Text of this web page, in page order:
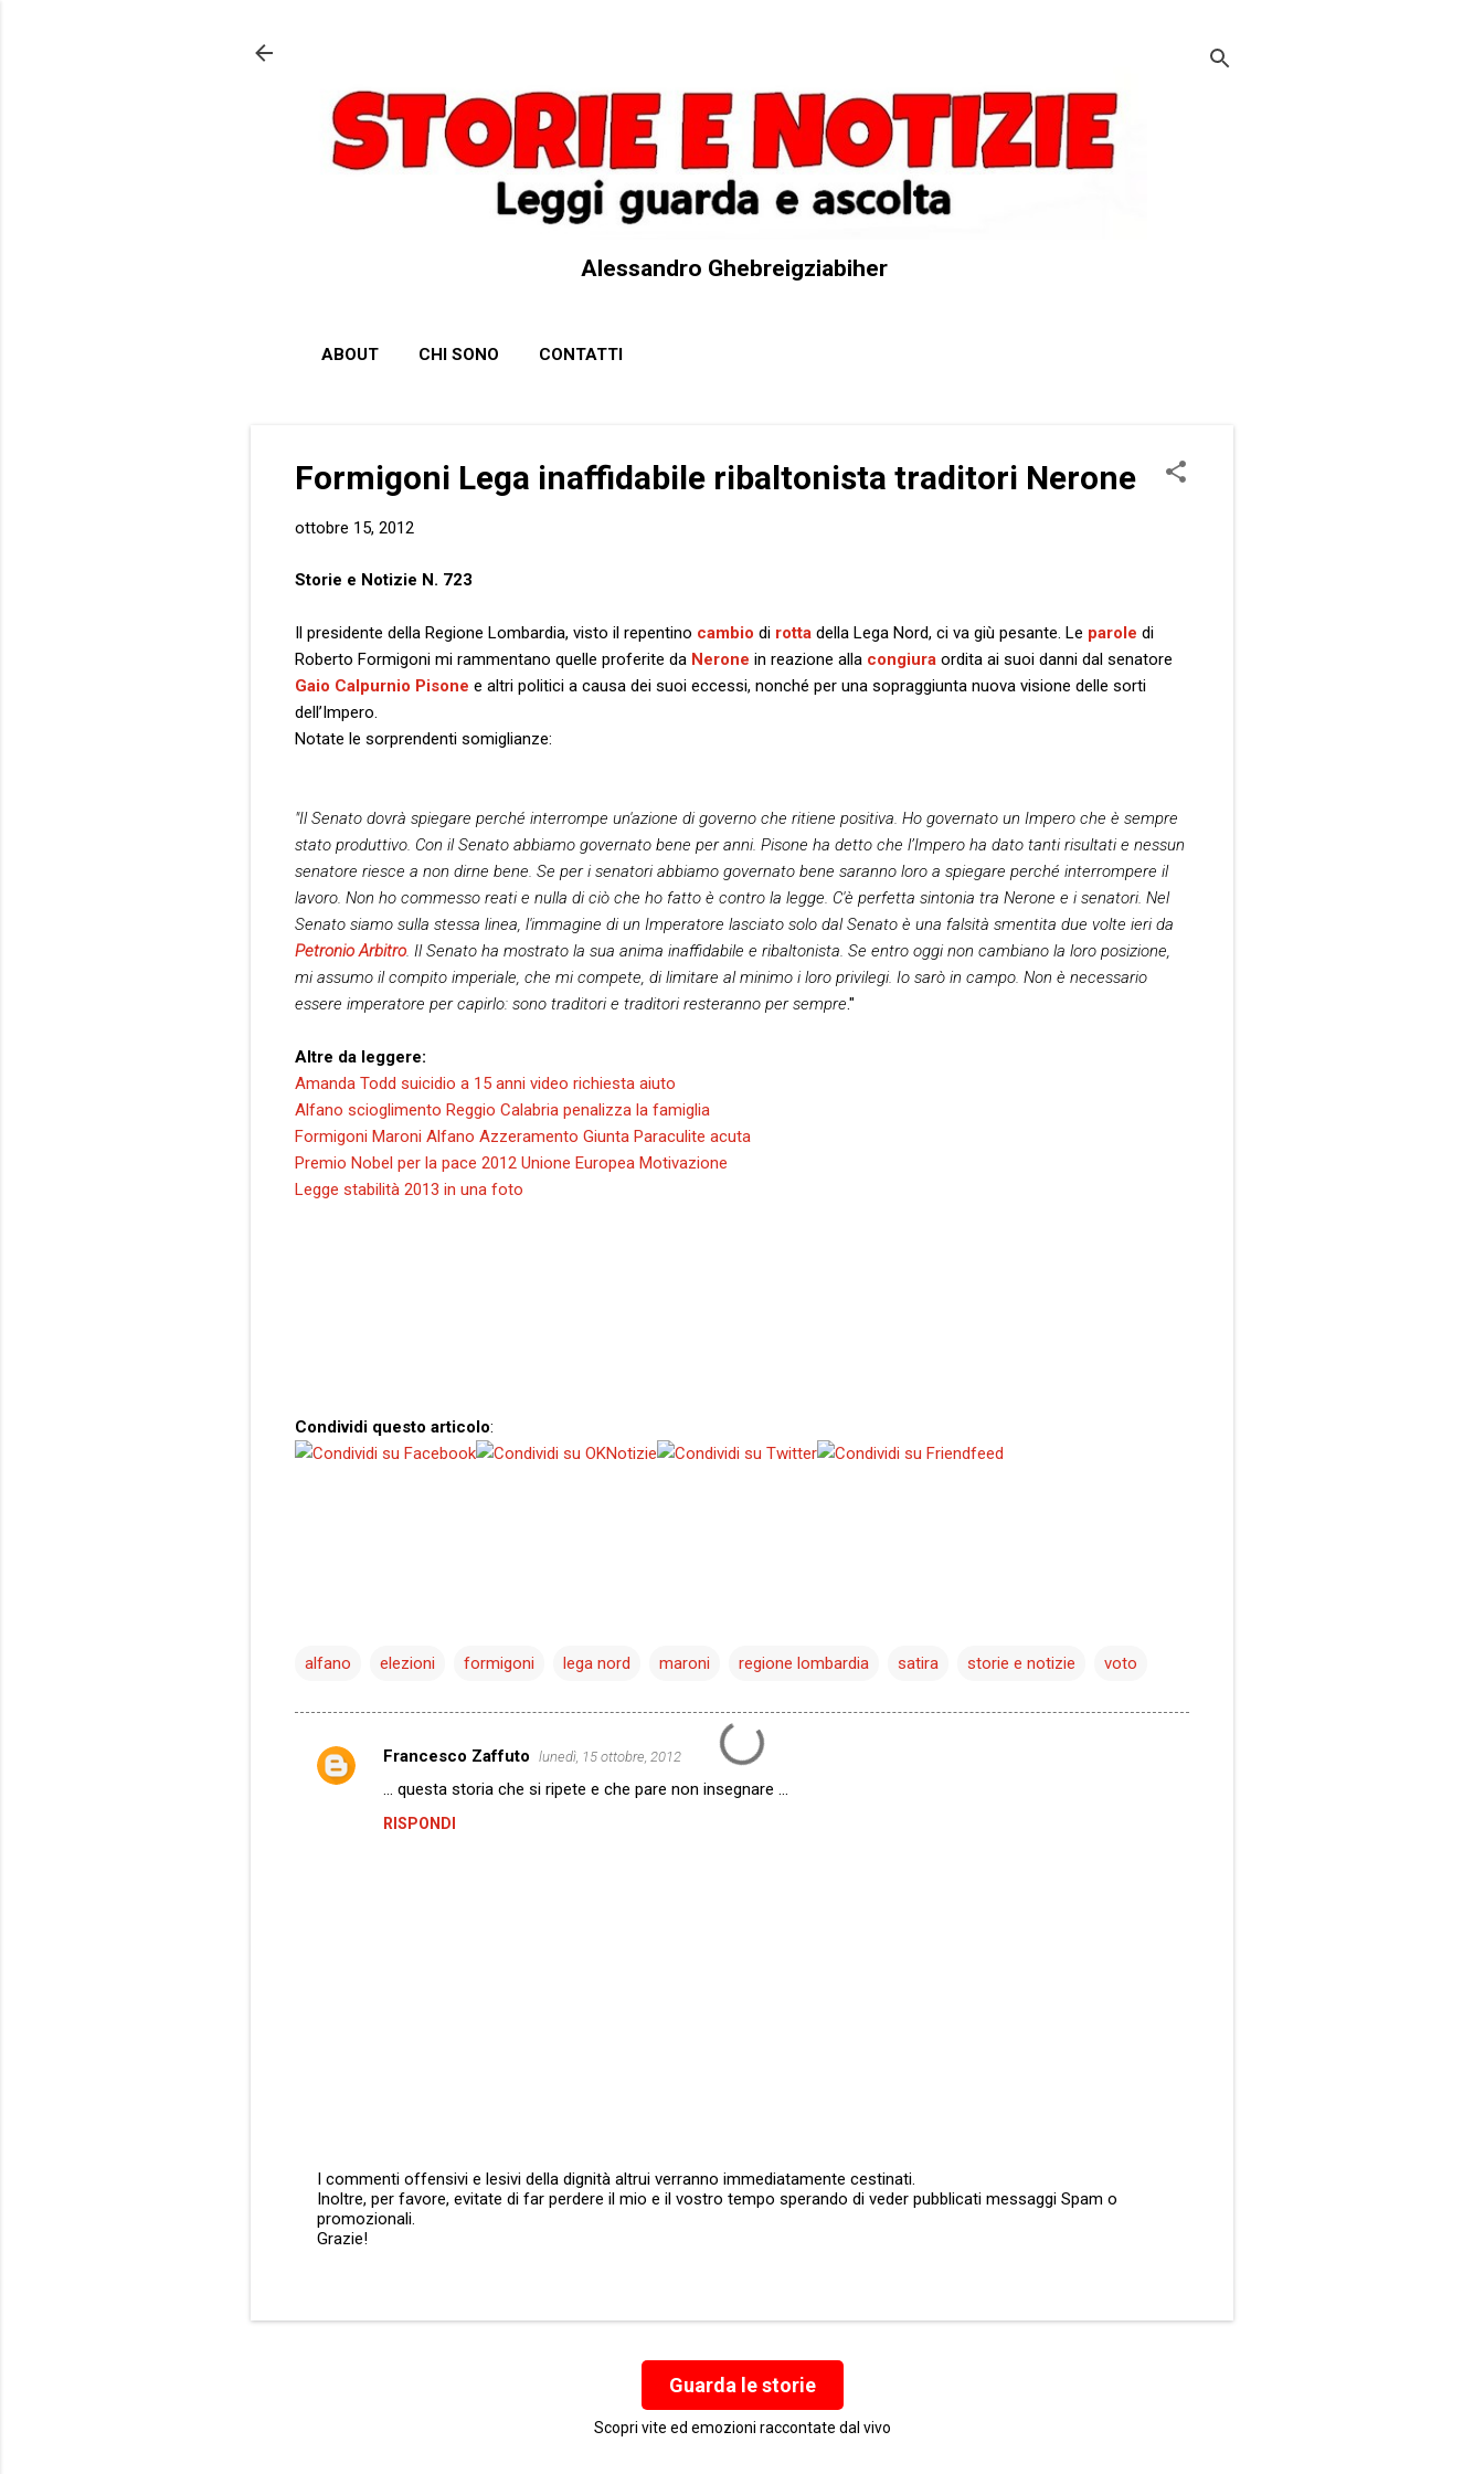
Alessandro Ghebreigziabiher
ABOUT CHI SONO CONTATTI
Formigoni Lega inaffidabile ribaltonista traditori Nerone
ottobre 15, 2012
Storie e Notizie N. 723
Il presidente della Regione Lombardia, visto il repentino cambio di rotta della Lega Nord, ci va giù pesante. Le parole di
Roberto Formigoni mi rammentano quelle proferite da Nerone in reazione alla congiura ordita ai suoi danni dal senatore
Gaio Calpurnio Pisone e altri politici a causa dei suoi eccessi, nonché per una sopraggiunta nuova visione delle sorti
dell’Impero.
Notate le sorprendenti somiglianze:
"Il Senato dovrà spiegare perché interrompe un'azione di governo che ritiene positiva. Ho governato un Impero che è sempre
stato produttivo. Con il Senato abbiamo governato bene per anni. Pisone ha detto che l’Impero ha dato tanti risultati e nessun
senatore riesce a non dirne bene. Se per i senatori abbiamo governato bene saranno loro a spiegare perché interrompere il
lavoro. Non ho commesso reati e nulla di ciò che ho fatto è contro la legge. C'è perfetta sintonia tra Nerone e i senatori. Nel
Senato siamo sulla stessa linea, l'immagine di un Imperatore lasciato solo dal Senato è una falsità smentita due volte ieri da
Petronio Arbitro. Il Senato ha mostrato la sua anima inaffidabile e ribaltonista. Se entro oggi non cambiano la loro posizione,
mi assumo il compito imperiale, che mi compete, di limitare al minimo i loro privilegi. Io sarò in campo. Non è necessario
essere imperatore per capirlo: sono traditori e traditori resteranno per sempre."
Altre da leggere:
Amanda Todd suicidio a 15 anni video richiesta aiuto
Alfano scioglimento Reggio Calabria penalizza la famiglia
Formigoni Maroni Alfano Azzeramento Giunta Paraculite acuta
Premio Nobel per la pace 2012 Unione Europea Motivazione
Legge stabilità 2013 in una foto
Condividi questo articolo:
alfano elezioni formigoni lega nord maroni regione lombardia satira storie e notizie voto
C
Francesco Zaffuto lunedì, 15 ottobre, 2012
... questa storia che si ripete e che pare non insegnare ...
RISPONDI
P
o
s
n
I commenti offensivi e lesivi della dignità altrui verranno immediatamente cestinati.
Inoltre, per favore, evitate di far perdere il mio e il vostro tempo sperando di veder pubblicati messaggi Spam o
promozionali.
Grazie!
Guarda le storie
Scopri vite ed emozioni raccontate dal vivo